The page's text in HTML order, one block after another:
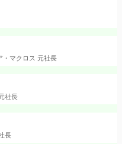
・マクロス 元社長
社長
長